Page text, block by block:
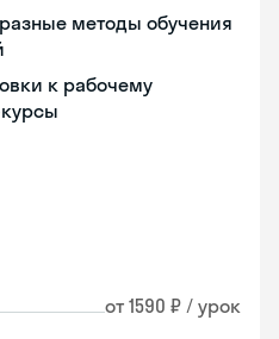
методы обучения
к рабочему
от 1590 ₽ / урок